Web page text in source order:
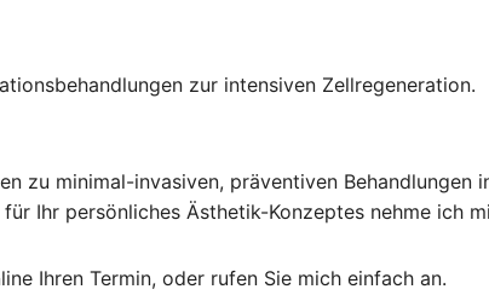
zur intensiven Zellregeneration.
zu minimal-invasiven, präventiven Behandlungen
Ihr persönliches Ästhetik-Konzeptes nehme ich
Ihren Termin, oder rufen Sie mich einfach an.